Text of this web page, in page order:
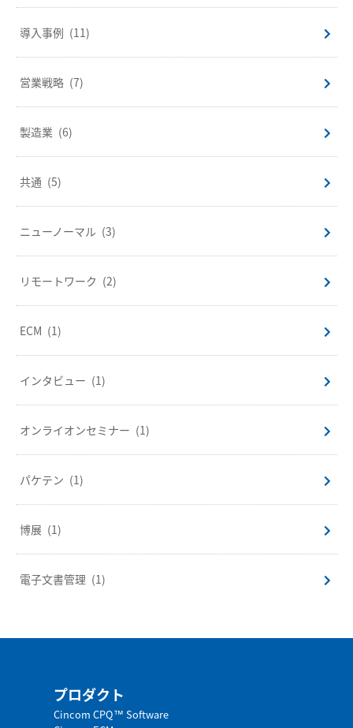
導入事例 (11)
営業戦略 (7)
製造業 (6)
共通 (5)
ニューノーマル (3)
リモートワーク (2)
ECM (1)
インタビュー (1)
オンライオンセミナー (1)
パケテン (1)
博展 (1)
電子文書管理 (1)
プロダクト
Cincom CPQ™ Software